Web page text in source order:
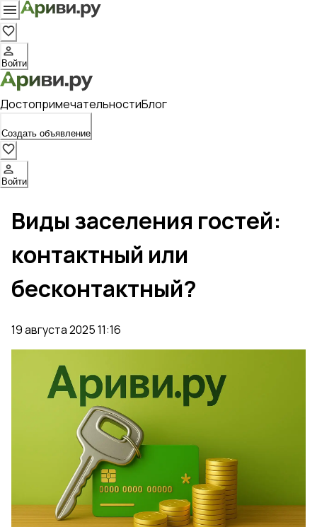
Войти
ДостопримечательностиБлог
Создать объявление
Войти
Виды заселения гостей:
контактный или
бесконтактный?
19 августа 2025 11:16